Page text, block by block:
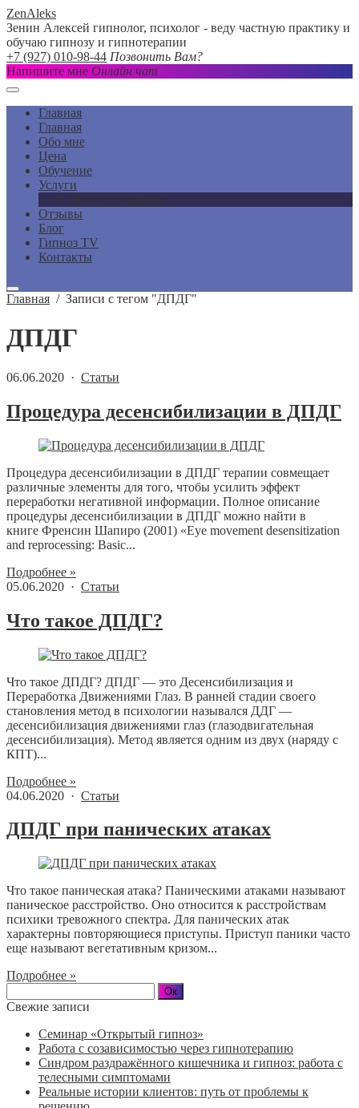
ZenAleks
Зенин Алексей гипнолог, психолог - веду частную практику и
обучаю гипнозу и гипнотерапии
+7 (927) 010-98-44 Позвонить Вам?
Напишите мне Онлайн чат
Главная
Главная
Обо мне
Цена
Обучение
Услуги
Услуги подробно
Отзывы
Блог
Гипноз TV
Контакты
Главная / Записи с тегом "ДПДГ"
ДПДГ
06.06.2020 · Статьи
Процедура десенсибилизации в ДПДГ
Процедура десенсибилизации в ДПДГ терапии совмещает
различные элементы для того, чтобы усилить эффект
переработки негативной информации. Полное описание
процедуры десенсибилизации в ДПДГ можно найти в
книге Френсин Шапиро (2001) «Eye movement desensitization
and reprocessing: Basic...
Подробнее »
05.06.2020 · Статьи
Что такое ДПДГ?
Что такое ДПДГ? ДПДГ — это Десенсибилизация и
Переработка Движениями Глаз. В ранней стадии своего
становления метод в психологии назывался ДДГ —
десенсибилизация движениями глаз (глазодвигательная
десенсибилизация). Метод является одним из двух (наряду с
КПТ)...
Подробнее »
04.06.2020 · Статьи
ДПДГ при панических атаках
Что такое паническая атака? Паническими атаками называют
паническое расстройство. Оно относится к расстройствам
психики тревожного спектра. Для панических атак
характерны повторяющиеся приступы. Приступ паники часто
еще называют вегетативным кризом...
Подробнее »
Свежие записи
Семинар «Открытый гипноз»
Работа с созависимостью через гипнотерапию
Синдром раздражённого кишечника и гипноз: работа с
телесными симптомами
Реальные истории клиентов: путь от проблемы к